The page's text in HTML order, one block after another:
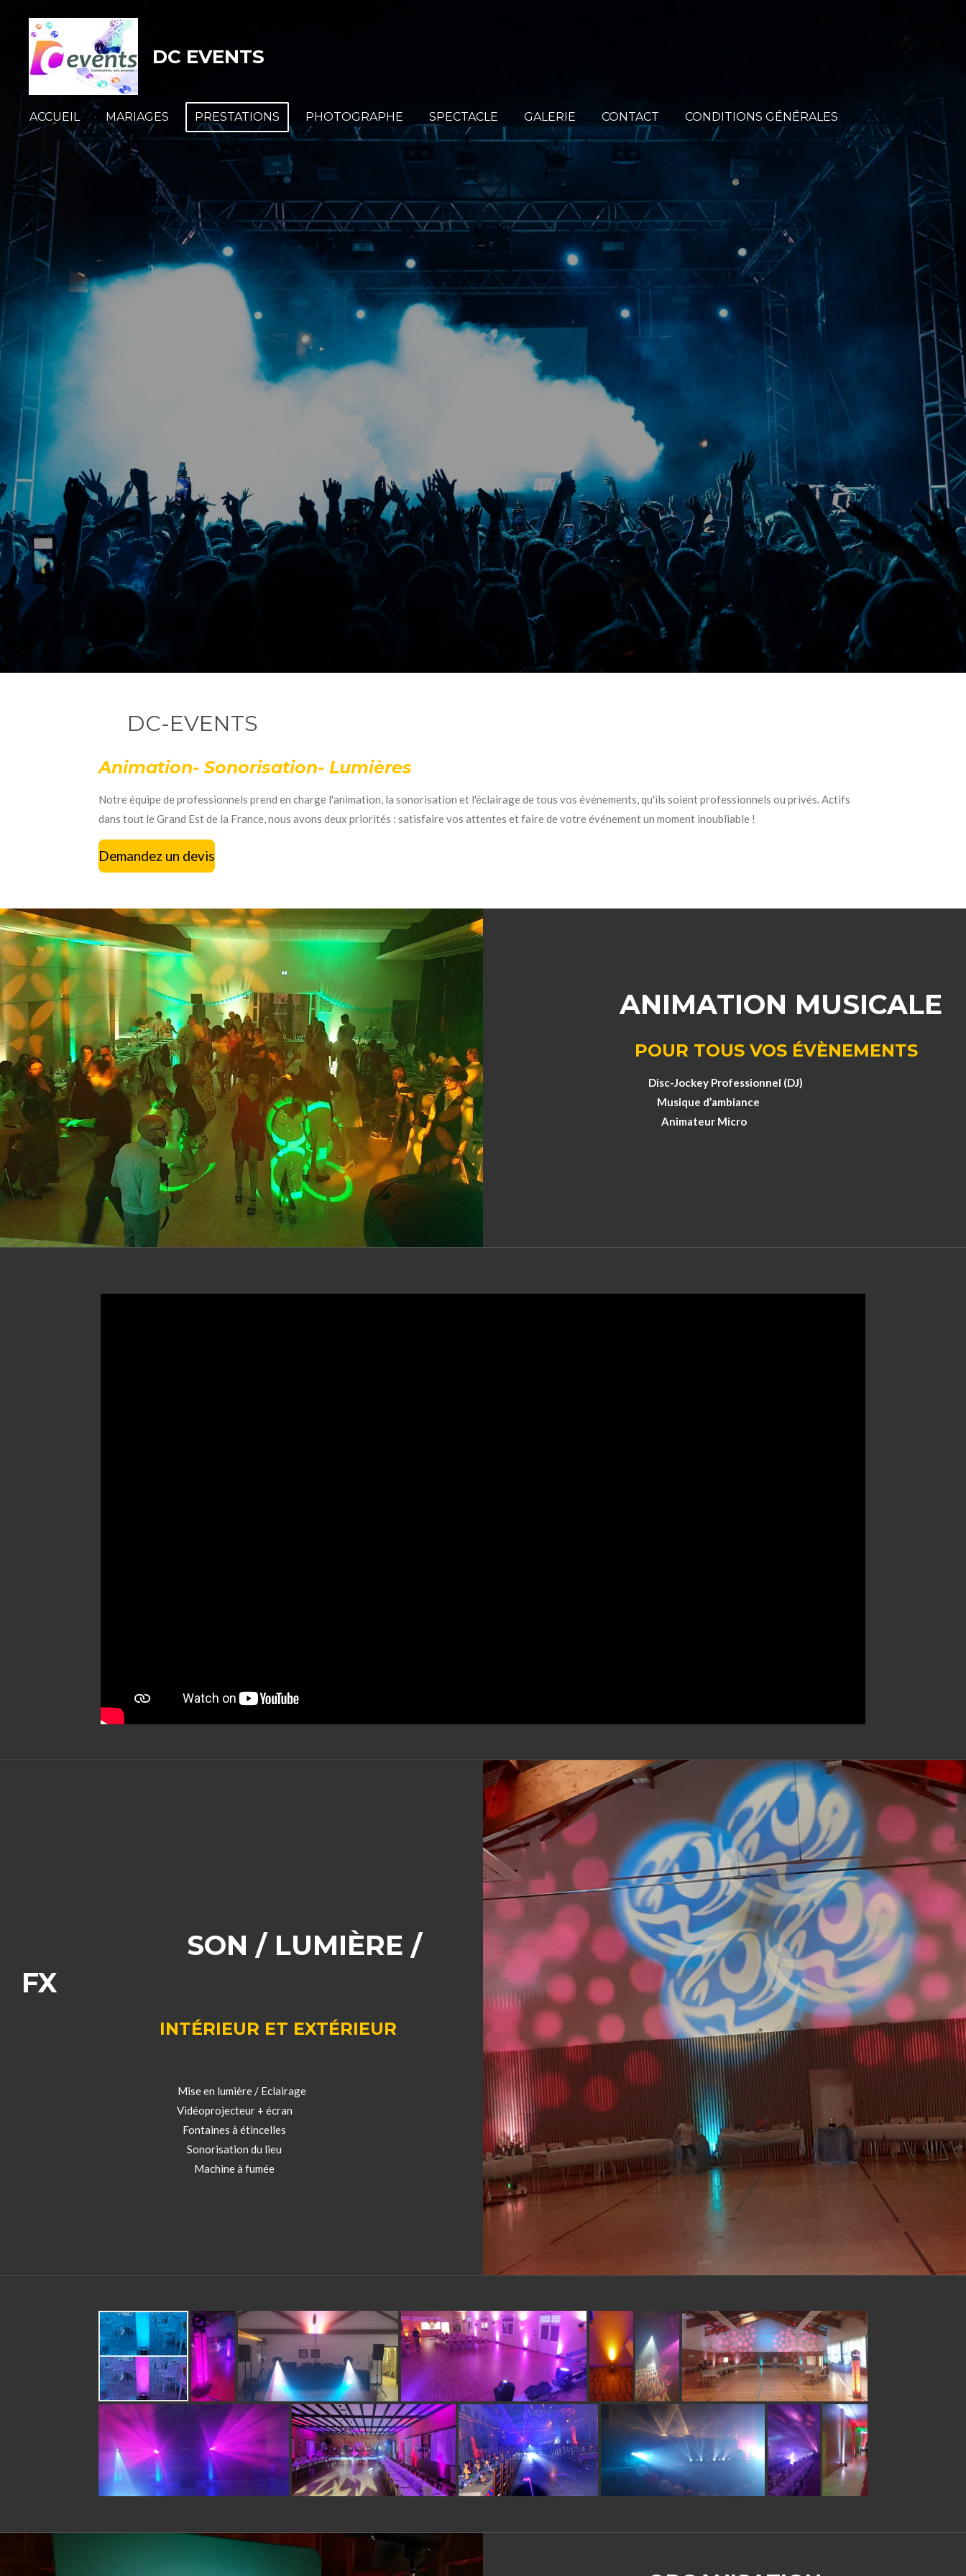
Passer
contenu
principal
DC EVENTS
ACCUEIL MARIAGES PRESTATIONS PHOTOGRAPHE SPECTACLE GALERIE CONTACT CONDITIONS GÉNÉRALES
DC-EVENTS
Animation- Sonorisation- Lumières
Notre équipe de professionnels prend en charge l'animation, la sonorisation et l'éclairage de tous vos événements, qu'ils soient professionnels ou privés. Actifs
dans tout le Grand Est de la France, nous avons deux priorités : satisfaire vos attentes et faire de votre événement un moment inoubliable !
Demandez un devis
ANIMATION MUSICALE
POUR TOUS VOS ÉVÈNEMENTS
Disc-Jockey Professionnel (DJ)
Musique d’ambiance
Animateur Micro
SON / LUMIÈRE /
FX
INTÉRIEUR ET EXTÉRIEUR
Mise en lumière / Eclairage
Vidéoprojecteur + écran
Fontaines à étincelles
Sonorisation du lieu
Machine à fumée